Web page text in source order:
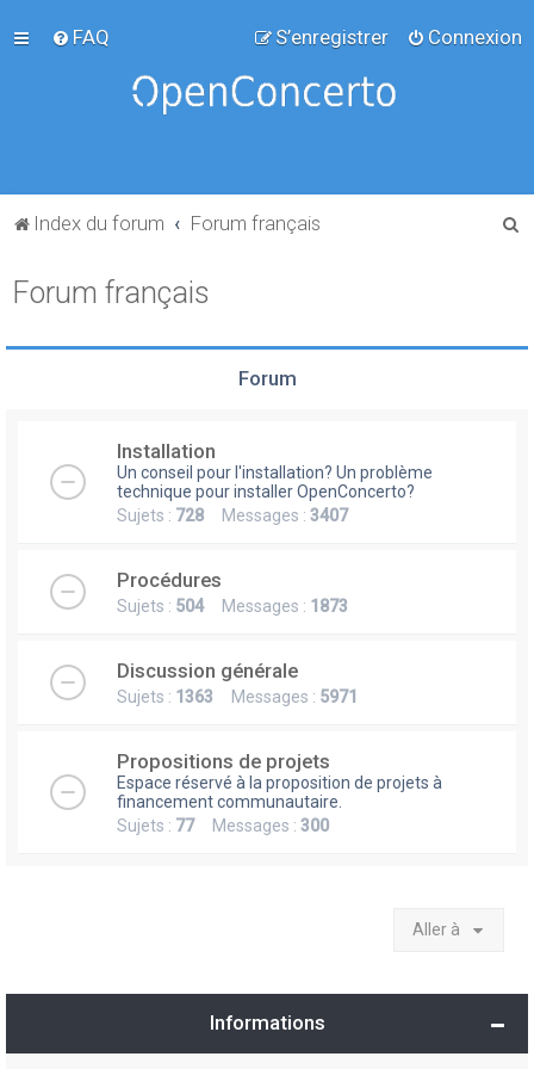
FAQ Connexion
S’enregistrer
Index du forum Forum français
e
Forum français
Forum
Installation
Un conseil pour l'installation? Un problème
technique pour installer OpenConcerto?
Sujets : 728 Messages : 3407
Procédures
Sujets : 504Messages : 1873
Discussion générale
Sujets : 1363 Messages : 5971
Propositions de projets
Espace réservé à la proposition de projets à
financement communautaire.
Sujets : 77Messages : 300
Aller à
Informations